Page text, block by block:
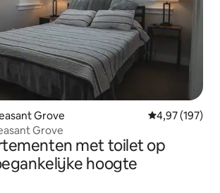
Grove Gemiddelde
4,97 (197)
Grove
met toilet op
hoogte